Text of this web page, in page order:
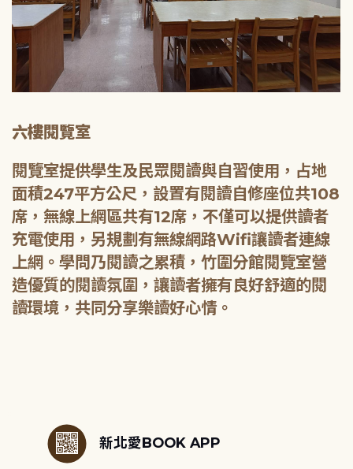
六樓閱覽室
閱覽室提供學生及民眾閱讀與自習使用，占地
面積247平方公尺，設置有閱讀自修座位共108
席，無線上網區共有12席，不僅可以提供讀者
充電使用，另規劃有無線網路Wifi讓讀者連線
上網。學問乃閱讀之累積，竹圍分館閱覽室營
造優質的閱讀氛圍，讓讀者擁有良好舒適的閱
讀環境，共同分享樂讀好心情。
新北愛BOOK APP